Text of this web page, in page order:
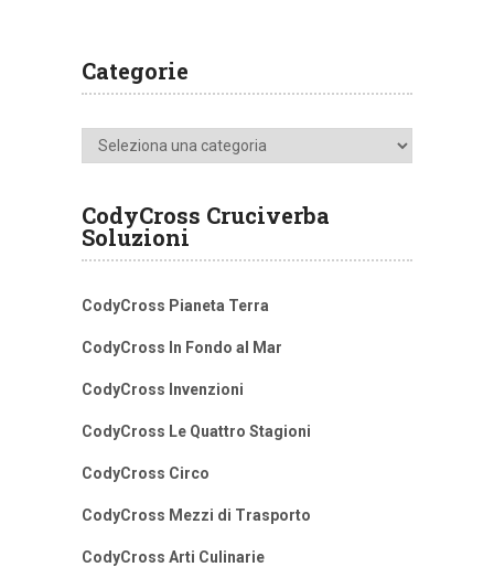
Categorie
Categorie
CodyCross Cruciverba
Soluzioni
CodyCross Pianeta Terra
CodyCross In Fondo al Mar
CodyCross Invenzioni
CodyCross Le Quattro Stagioni
CodyCross Circo
CodyCross Mezzi di Trasporto
CodyCross Arti Culinarie